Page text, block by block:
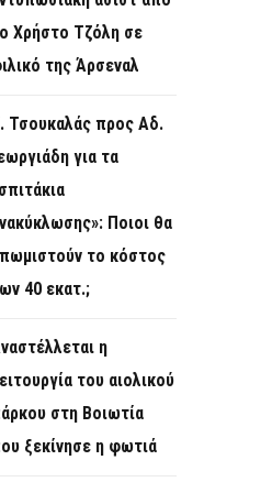
Χρήστο Τζόλη σε
της Άρσεναλ
Τσουκαλάς προς Αδ.
για τα
Ποιοι θα
το κόστος
40 εκατ.;
η
του αιολικού
στη Βοιωτία
ξεκίνησε η φωτιά